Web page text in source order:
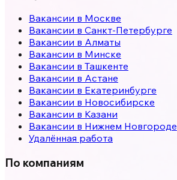
Вакансии в Москве
Вакансии в Санкт-Петербурге
Вакансии в Алматы
Вакансии в Минске
Вакансии в Ташкенте
Вакансии в Астане
Вакансии в Екатеринбурге
Вакансии в Новосибирске
Вакансии в Казани
Вакансии в Нижнем Новгороде
Удалённая работа
По компаниям